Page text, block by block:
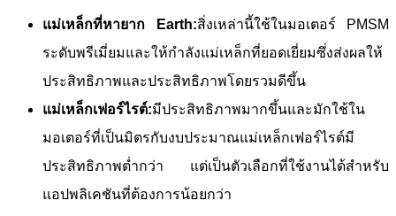
แม่เหล็กที่หายาก Earth:สิ่งเหล่านี้ใช้ในมอเตอร์ PMSM
ระดับพรีเมี่ยมและให้กำลังแม่เหล็กที่ยอดเยี่ยมซึ่งส่งผลให้
ประสิทธิภาพและประสิทธิภาพโดยรวมดีขึ้น
แม่เหล็กเฟอร์ไรต์:มีประสิทธิภาพมากขึ้นและมักใช้ใน
มอเตอร์ที่เป็นมิตรกับงบประมาณแม่เหล็กเฟอร์ไรต์มี
ประสิทธิภาพต่ำกว่า แต่เป็นตัวเลือกที่ใช้งานได้สำหรับ
แอปพลิเคชันที่ต้องการน้อยกว่า